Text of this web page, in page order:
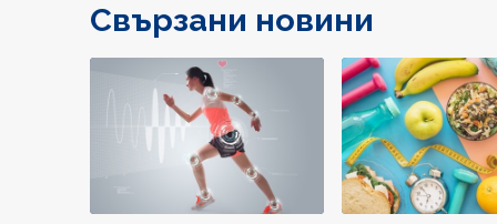
Свързани новини